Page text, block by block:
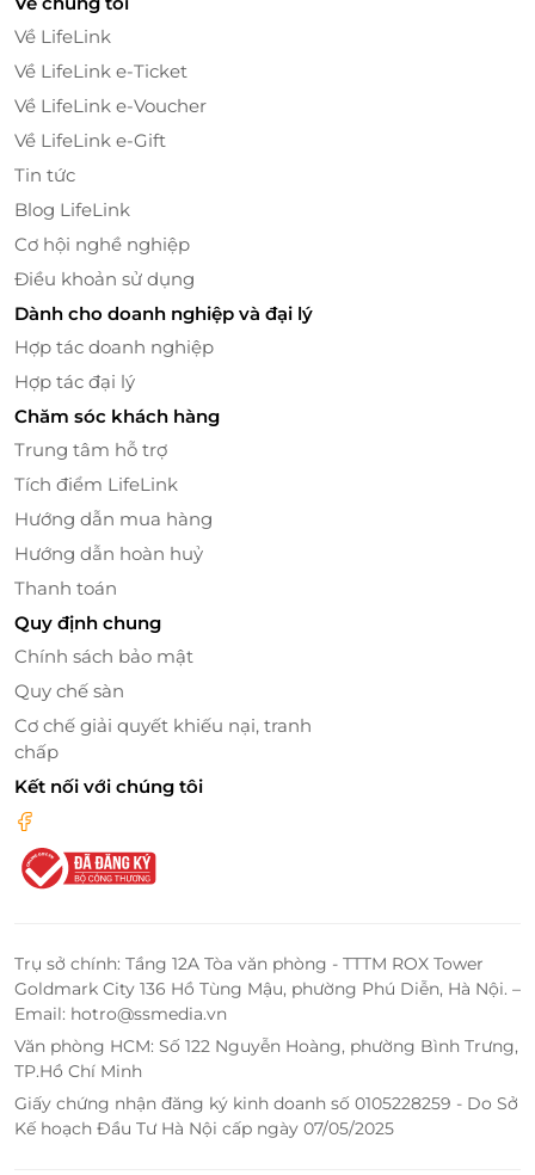
tặng LifeLink chính là lựa chọn hoàn hảo. Gửi tặng
trải nghiệm cá nhân hóa tại WOW Yakiniku đến
người thân, bạn bè - món quà của sự riêng tư và cảm
giác được “là chính mình” trong từng bữa ăn.
WOW Yakiniku đang chờ bạn khám phá - với Thẻ
quà tặng LifeLink, bạn sẽ có trải nghiệm ăn uống linh
hoạt, phong cách và đầy cá tính. Truy cập ngay
nướng cá nhân chuẩn Nhật Bản.
Về LifeLink
Về LifeLink e-Ticket
Về LifeLink e-Voucher
Về LifeLink e-Gift
Tin tức
Blog LifeLink
Cơ hội nghề nghiệp
Điều khoản sử dụng
Dành cho doanh nghiệp và đại lý
Hợp tác doanh nghiệp
Hợp tác đại lý
Chăm sóc khách hàng
Trung tâm hỗ trợ
Tích điểm LifeLink
Hướng dẫn mua hàng
Hướng dẫn hoàn huỷ
Thanh toán
Quy định chung
Chính sách bảo mật
Quy chế sàn
Cơ chế giải quyết khiếu nại, tranh
chấp
Kết nối với chúng tôi
Trụ sở chính: Tầng 12A Tòa văn phòng - TTTM ROX Tower
Goldmark City 136 Hồ Tùng Mậu, phường Phú Diễn, Hà Nội. –
Email: hotro@ssmedia.vn
Văn phòng HCM: Số 122 Nguyễn Hoàng, phường Bình Trưng,
TP.Hồ Chí Minh
Giấy chứng nhận đăng ký kinh doanh số 0105228259 - Do Sở
Kế hoạch Đầu Tư Hà Nội cấp ngày 07/05/2025